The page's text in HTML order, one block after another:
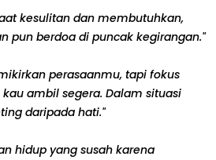
kesulitan dan membutuhkan,
pun berdoa di puncak kegirangan."
perasaanmu, tapi fokus
ambil segera. Dalam situasi
daripada hati."
hidup yang susah karena